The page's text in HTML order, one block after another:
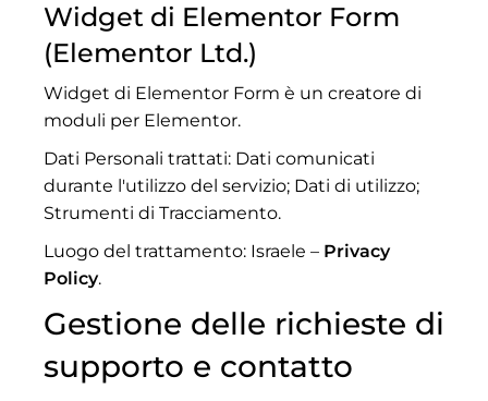
Widget di Elementor Form
(Elementor Ltd.)
Widget di Elementor Form è un creatore di
moduli per Elementor.
Dati Personali trattati: Dati comunicati
durante l'utilizzo del servizio; Dati di utilizzo;
Strumenti di Tracciamento.
Luogo del trattamento: Israele – Privacy
Policy.
Gestione delle richieste di
supporto e contatto